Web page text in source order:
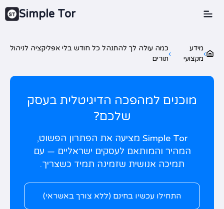
Simple Tor
›
מידע
מקצועי
›
כמה עולה לך להתנהל כל חודש בלי אפליקציה לניהול
תורים
מוכנים למהפכה הדיגיטלית בעסק
שלכם?
Simple Tor מציעה את הפתרון הפשוט,
המהיר והמותאם לעסקים ישראליים — עם
תמיכה אנושית שזמינה תמיד כשצריך.
התחילו עכשיו בחינם (ללא צורך באשראי)